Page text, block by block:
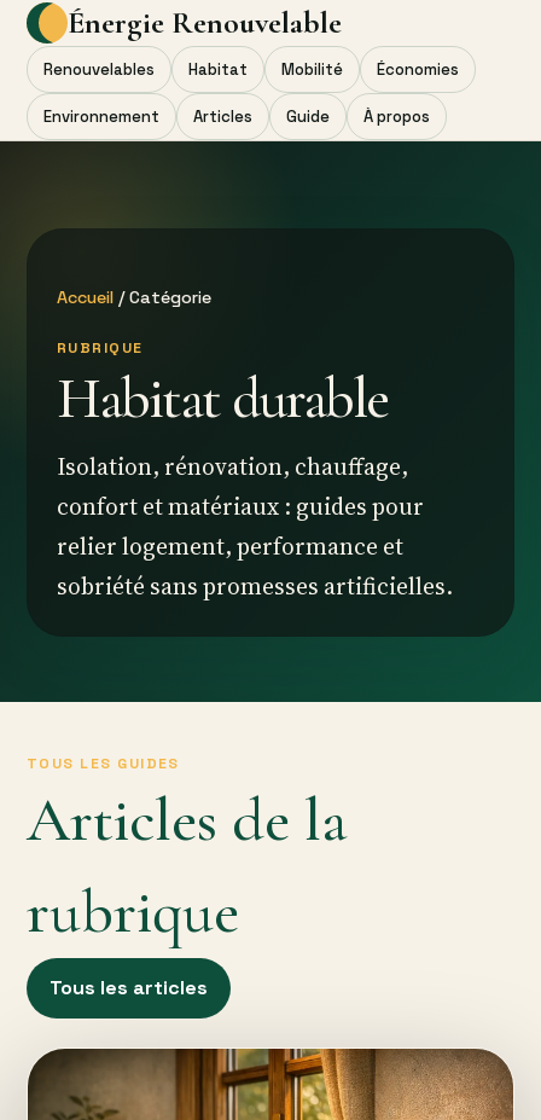
Énergie Renouvelable
Renouvelables Habitat Mobilité Économies
Environnement Articles Guide À propos
Accueil / Catégorie
RUBRIQUE
Habitat durable
Isolation, rénovation, chauffage,
confort et matériaux : guides pour
relier logement, performance et
sobriété sans promesses artificielles.
TOUS LES GUIDES
Articles de la
rubrique
Tous les articles